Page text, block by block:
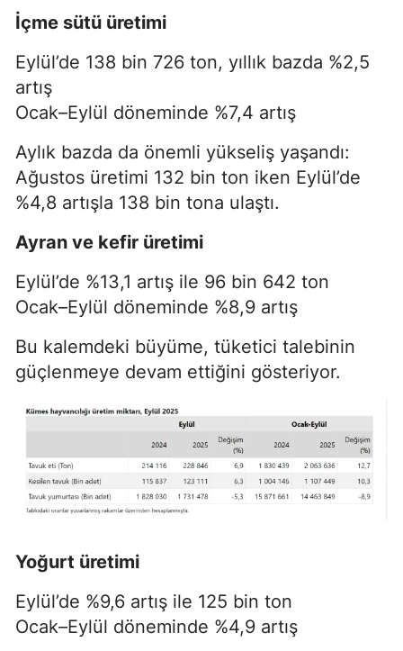
İçme sütü üretimi
Eylül’de 138 bin 726 ton, yıllık bazda %2,5
artış
Ocak–Eylül döneminde %7,4 artış
Aylık bazda da önemli yükseliş yaşandı:
Ağustos üretimi 132 bin ton iken Eylül’de
%4,8 artışla 138 bin tona ulaştı.
Ayran ve kefir üretimi
Eylül’de %13,1 artış ile 96 bin 642 ton
Ocak–Eylül döneminde %8,9 artış
Bu kalemdeki büyüme, tüketici talebinin
güçlenmeye devam ettiğini gösteriyor.
Yoğurt üretimi
Eylül’de %9,6 artış ile 125 bin ton
Ocak–Eylül döneminde %4,9 artış